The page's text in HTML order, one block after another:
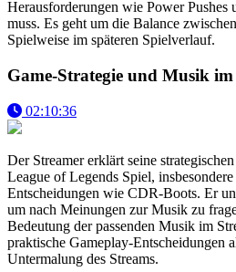
Herausforderungen wie Power Pushes
muss. Es geht um die Balance
Spielweise im späteren Spielverlauf.
Game-Strategie und Musik im
02:10:36
Der Streamer erklärt seine
League of Legends Spiel,
Entscheidungen wie CDR-Boots. Er
um nach Meinungen zur Musik zu
Bedeutung der passenden Musik im
praktische Gameplay-Entscheidungen
Untermalung des Streams.